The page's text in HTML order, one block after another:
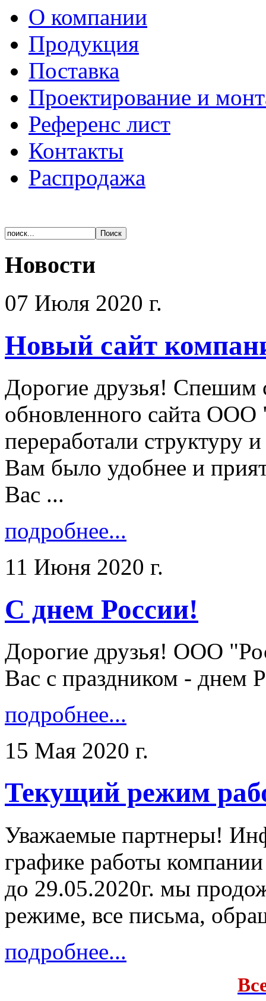
О компании
Продукция
Поставка
Проектирование и
Референс лист
Контакты
Распродажа
Новости
07 Июля 2020 г.
Новый сайт
Дорогие друзья! Спешим
обновленного сайта
переработали структуру
Вам было удобнее и
Вас ...
подробнее...
11 Июня 2020 г.
С днем России!
Дорогие друзья! ООО
Вас с праздником - днем
подробнее...
15 Мая 2020 г.
Текущий режим
Уважаемые партнеры!
графике работы
до 29.05.2020г. мы
режиме, все письма,
подробнее...